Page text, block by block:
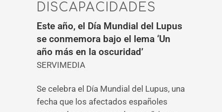
DISCAPACIDADES
Este año, el Día Mundial del Lupus
se conmemora bajo el lema ‘Un
año más en la oscuridad’
SERVIMEDIA
Se celebra el Día Mundial del Lupus, una
fecha que los afectados españoles